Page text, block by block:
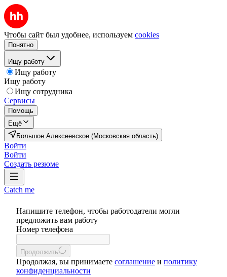
Чтобы сайт был удобнее, используем cookies
Понятно
Ищу работу
Ищу работу
Ищу работу
Ищу сотрудника
Сервисы
Помощь
Ещё
Большое Алексеевское (Московская область)
Войти
Войти
Создать резюме
Catch me
Напишите телефон, чтобы работодатели могли
предложить вам работу
Номер телефона
Продолжить
Продолжая, вы принимаете соглашение и политику
конфиденциальности